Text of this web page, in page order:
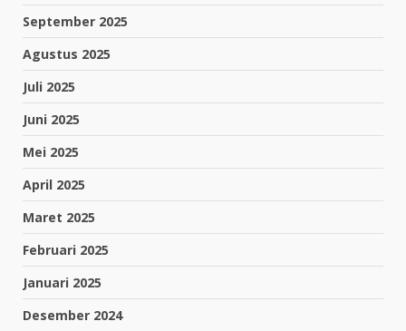
September 2025
Agustus 2025
Juli 2025
Juni 2025
Mei 2025
April 2025
Maret 2025
Februari 2025
Januari 2025
Desember 2024